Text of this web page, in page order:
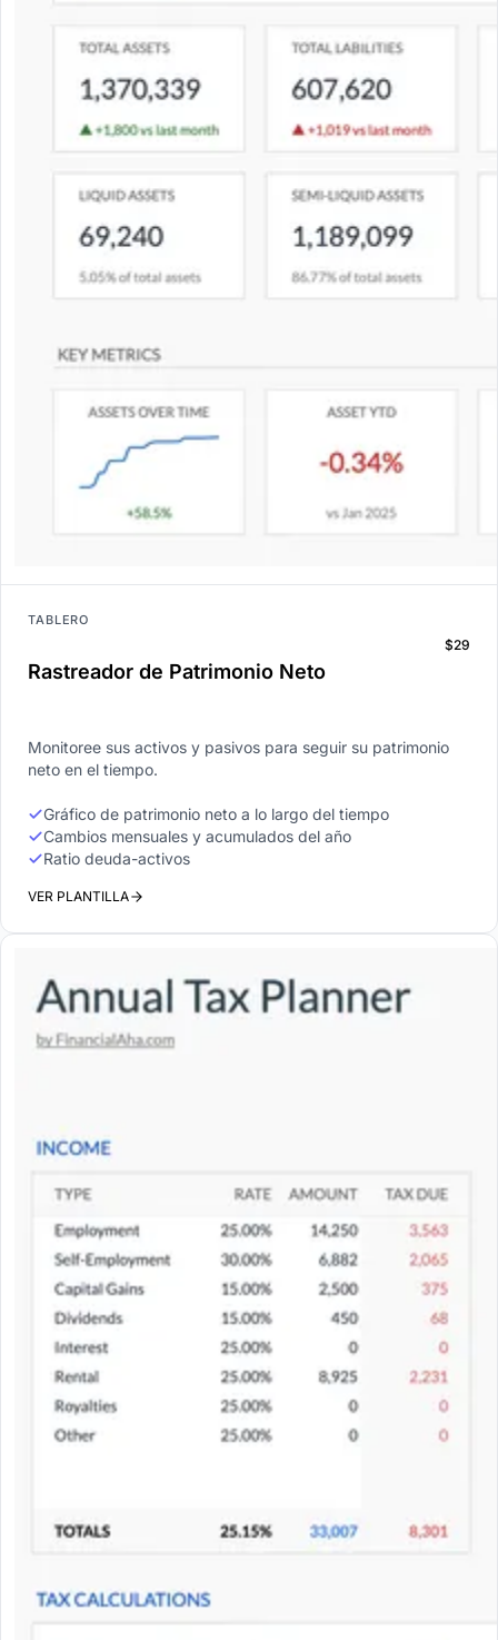
TABLERO
Rastreador de Patrimonio Neto
$29
Monitoree sus activos y pasivos para seguir su patrimonio
neto en el tiempo.
Gráfico de patrimonio neto a lo largo del tiempo
Cambios mensuales y acumulados del año
Ratio deuda-activos
VER PLANTILLA